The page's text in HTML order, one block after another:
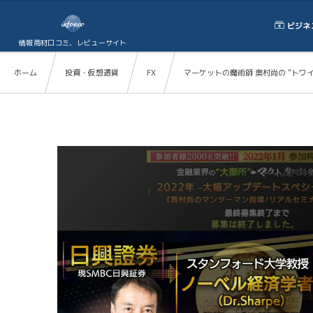
情報商材口コミ、レビューサイト
ビジネ
ホーム 投資・仮想通貨 FX マーケットの魔術師 奥村尚の “トワ